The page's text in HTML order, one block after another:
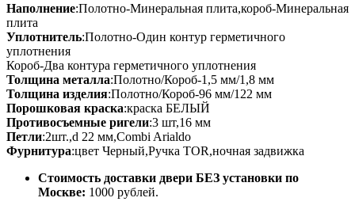
Наполнение:Полотно-Минеральная плита,короб-Минеральная
плита
Уплотнитель:Полотно-Один контур герметичного
уплотнения
Короб-Два контура герметичного уплотнения
Толщина металла:Полотно/Короб-1,5 мм/1,8 мм
Толщина изделия:Полотно/Короб-96 мм/122 мм
Порошковая краска:краска БЕЛЫЙ
Противосъемные ригели:3 шт,16 мм
Петли:2шт.,d 22 мм,Combi Arialdo
Фурнитура:цвет Черный,Ручка TOR,ночная задвижка
Стоимость доставки двери БЕЗ установки по
Москве: 1000 рублей.